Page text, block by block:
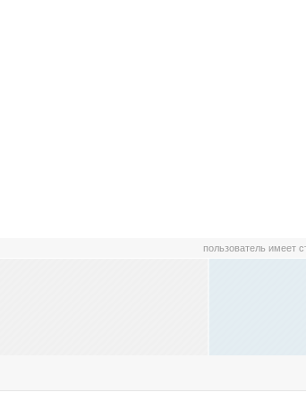
пользователь имеет